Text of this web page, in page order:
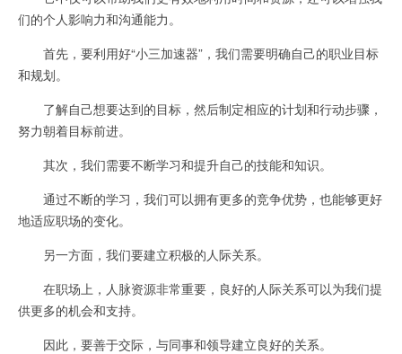
们的个人影响力和沟通能力。
首先，要利用好“小三加速器”，我们需要明确自己的职业目标
和规划。
了解自己想要达到的目标，然后制定相应的计划和行动步骤，
努力朝着目标前进。
其次，我们需要不断学习和提升自己的技能和知识。
通过不断的学习，我们可以拥有更多的竞争优势，也能够更好
地适应职场的变化。
另一方面，我们要建立积极的人际关系。
在职场上，人脉资源非常重要，良好的人际关系可以为我们提
供更多的机会和支持。
因此，要善于交际，与同事和领导建立良好的关系。